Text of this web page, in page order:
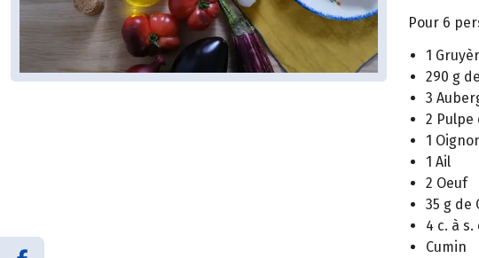
Pour 6
1
290 g
3
2 Pulpe
1
1 Ail
2 Oeuf
35 g de
4 c. à
Cumin